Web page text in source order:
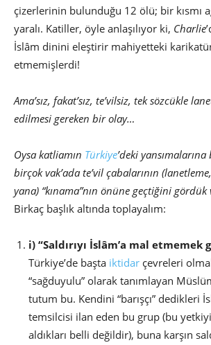
çizerlerinin bulunduğu 12 ölü; bir kısmı
yaralı. Katiller, öyle anlaşılıyor ki, Charlie
İslâm dinini eleştirir mahiyetteki
etmemişlerdi!
Ama’sız, fakat’sız, te’vilsiz, tek sözcükle
edilmesi gereken bir olay…
Oysa katliamın Türkiye’deki yansımalarına
birçok vak’ada te’vil çabalarının
yana) “kınama”nın önüne geçtiğini
Birkaç başlık altında toplayalım:
i) “Saldırıyı İslâm’a mal etmemek
Türkiye’de başta iktidar çevreleri
“sağduyulu” olarak tanımlayan
tutum bu. Kendini “barışçı” dedikleri
temsilcisi ilan eden bu grup (bu
aldıkları belli değildir), buna karşın